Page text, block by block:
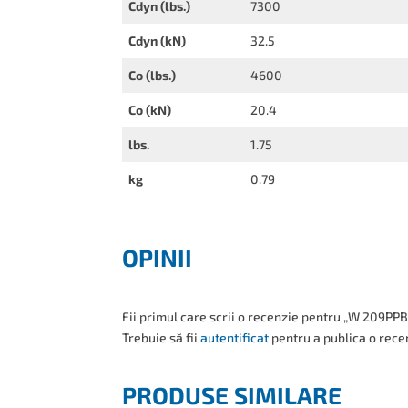
Cdyn (lbs.) 7300
Cdyn (kN) 32.5
Co (lbs.) 4600
Co (kN) 20.4
lbs. 1.75
kg 0.79
OPINII
Fii primul care scrii o recenzie pentru „W
Trebuie să fiiautentificat pentru a publica o
PRODUSE SIMILARE